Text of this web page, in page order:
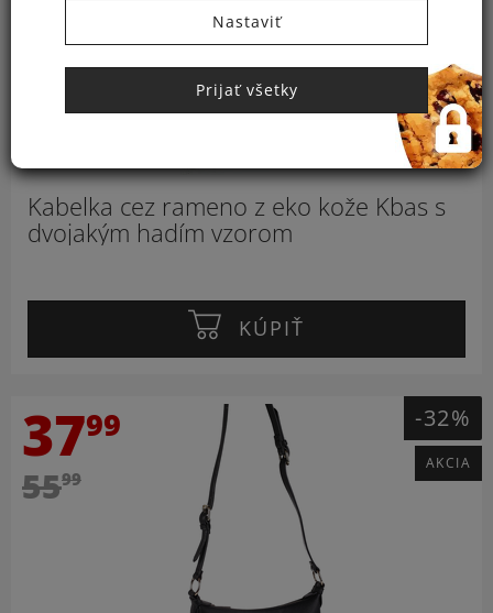
Kabelka cez rameno z eko kože Kbas s
dvojakým hadím vzorom
KÚPIŤ
3799
5599
-32%
AKCIA
Nastaviť
Prijať všetky